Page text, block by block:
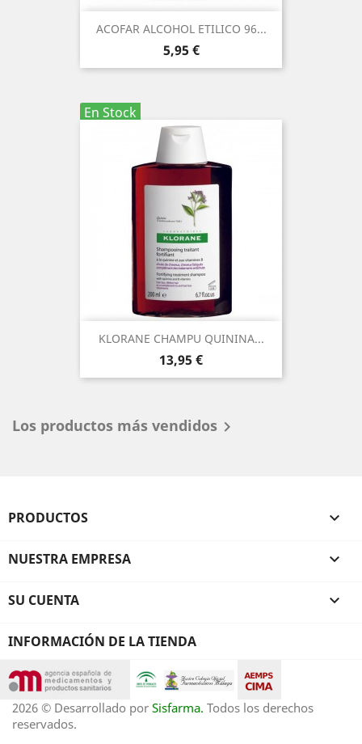
ACOFAR ALCOHOL ETILICO 96...
Precio
5,95 €
En Stock
KLORANE CHAMPU QUININA...
Precio
13,95 €
Los productos más vendidos 
PRODUCTOS 
NUESTRA EMPRESA 
SU CUENTA 
INFORMACIÓN DE LA TIENDA
2026 © Desarrollado por Sisfarma. Todos los derechos
reservados.